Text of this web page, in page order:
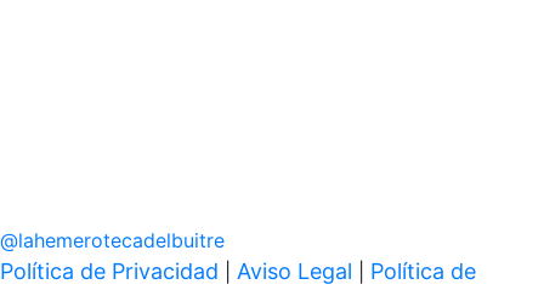
@lahemerotecadelbuitre
Política de Privacidad Aviso Legal
Política de